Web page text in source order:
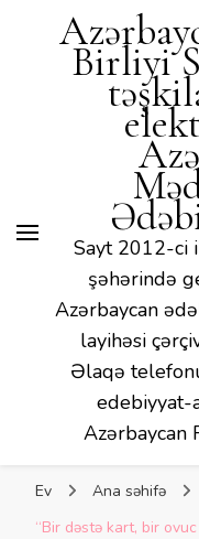
Birliyi
Sayt 2012-ci
şəhərində
Azərbaycan
layihəsi
Əlaqə
edebiyyat-
Azərbaycan
Ev
Ana səhifə
“Bir dəstə kart, bir